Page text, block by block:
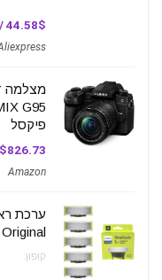
44.58$ / 134₪
מצלמה
פיקסל
$826.73 / 2761₪
Amazon
Original (5 יחידות) QP250/50
קופון: